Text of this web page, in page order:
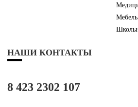
Мебель
НАШИ КОНТАКТЫ
8 423 2302 107